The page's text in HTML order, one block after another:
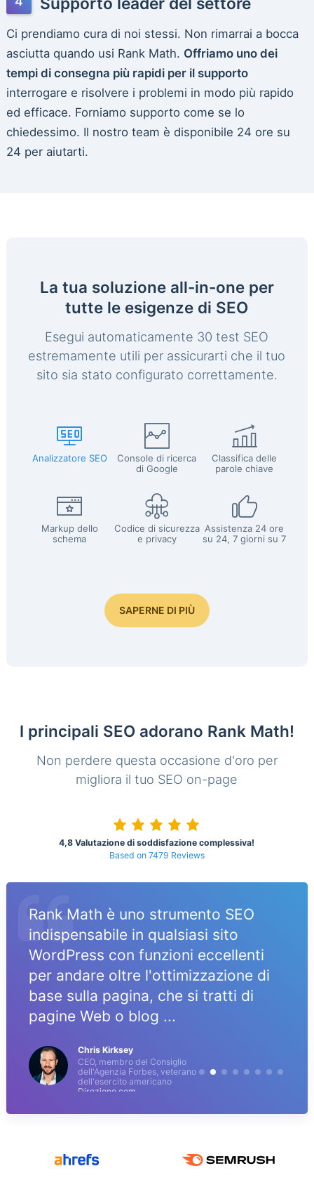
Ci prendiamo cura di noi stessi. Non rimarrai a bocca
asciutta quando usi Rank Math. Offriamo uno dei
tempi di consegna più rapidi per il supporto
interrogare e risolvere i problemi in modo più rapido
ed efficace. Forniamo supporto come se lo
chiedessimo. Il nostro team è disponibile 24 ore su
24 per aiutarti.
La tua soluzione all-in-one per
tutte le esigenze di SEO
Esegui automaticamente 30 test SEO
estremamente utili per assicurarti che il tuo
sito sia stato configurato correttamente.
Analizzatore SEO
Console di ricerca
di Google
Classifica delle
parole chiave
Markup dello
schema
Codice di sicurezza
e privacy
Assistenza 24 ore
su 24, 7 giorni su 7
SAPERNE DI PIÙ
I principali SEO adorano Rank Math!
Non perdere questa occasione d'oro per
migliora il tuo SEO on-page
4,8 Valutazione di soddisfazione complessiva!
Based on 7479 Reviews
Rank Math è uno strumento SEO
indispensabile in qualsiasi sito
WordPress con funzioni eccellenti
per andare oltre l'ottimizzazione di
base sulla pagina, che si tratti di
pagine Web o blog ...
Chris Kirksey
CEO, membro del Consiglio
dell'Agenzia Forbes, veterano
dell'esercito americano
Direzione.com